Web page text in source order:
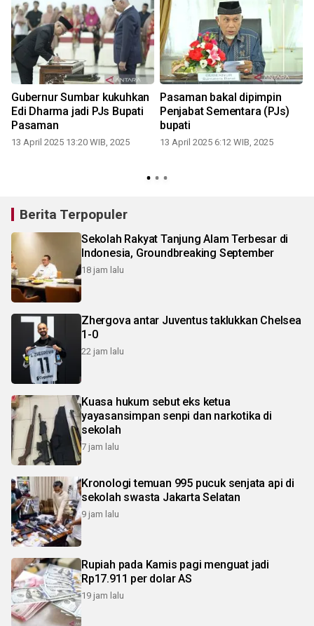
Gubernur Sumbar kukuhkan
Edi Dharma jadi PJs Bupati
Pasaman
13 April 2025 13:20 WIB, 2025
Pasaman bakal dipimpin
Penjabat Sementara (PJs)
bupati
13 April 2025 6:12 WIB, 2025
Berita Terpopuler
Sekolah Rakyat Tanjung Alam Terbesar di
Indonesia, Groundbreaking September
18 jam lalu
Zhergova antar Juventus taklukkan Chelsea
1-0
22 jam lalu
Kuasa hukum sebut eks ketua
yayasansimpan senpi dan narkotika di
sekolah
7 jam lalu
Kronologi temuan 995 pucuk senjata api di
sekolah swasta Jakarta Selatan
9 jam lalu
Rupiah pada Kamis pagi menguat jadi
Rp17.911 per dolar AS
19 jam lalu